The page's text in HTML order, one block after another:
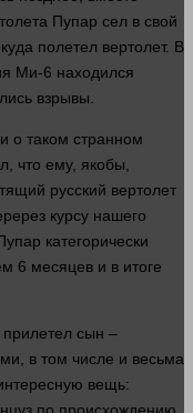
Пупар сел в свой
полетел вертолет. В
Ми-6 находился
взрывы.
о таком странном
что ему, якобы,
русский вертолет
курсу нашего
категорически
6 месяцев и в итоге
прилетел сын –
в том числе и весьма
вещь: